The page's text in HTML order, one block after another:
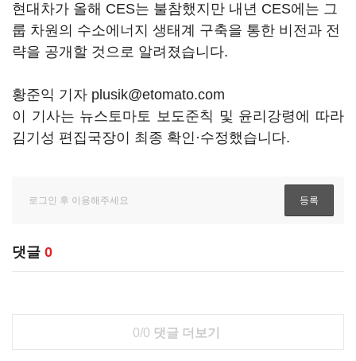
현대차가 올해 CES는 불참했지만 내년 CES에는 그
룹 차원의 수소에너지 생태계 구축을 통한 비전과 전
략을 공개할 것으로 알려졌습니다.
황준익 기자 plusik@etomato.com
이 기사는 뉴스토마토 보도준칙 및 윤리강령에 따라
김기성 편집국장이 최종 확인·수정했습니다.
댓글 0
0/0 댓글 더보기